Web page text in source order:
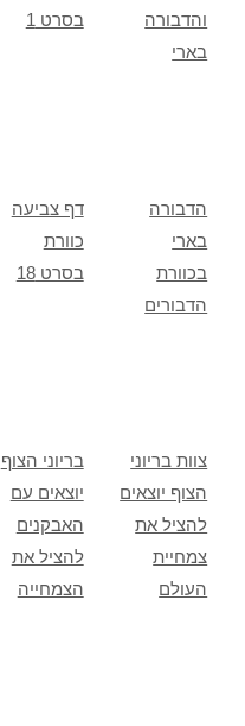
בסרט 1
והדבורה
בארי
דף צביעה
כוורת
בסרט 18
הדבורה
בארי
בכוורת
הדבורים
בריוני הצוף
יוצאים עם
האבקנים
להציל את
הצמחייה
צוות בריוני
הצוף יוצאים
להציל את
צמחיית
העולם